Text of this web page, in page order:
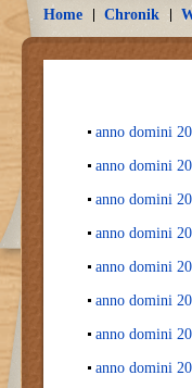
Home Chronik
anno domini
anno domini
anno domini
anno domini
anno domini
anno domini
anno domini
anno domini